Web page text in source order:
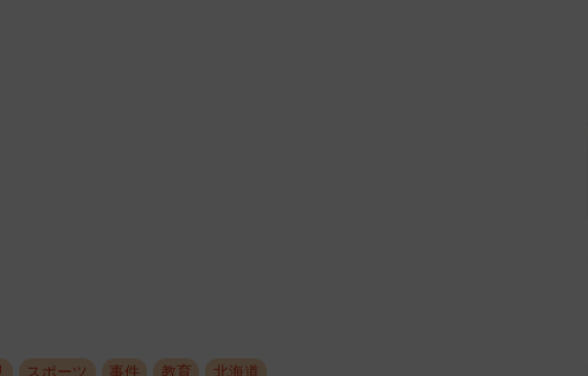
スポーツ 事件 教育 北海道